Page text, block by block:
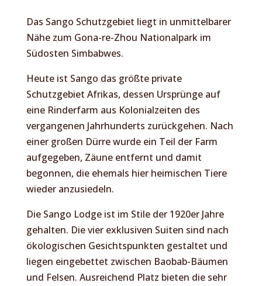
Das Sango Schutzgebiet liegt in unmittelbarer
Nähe zum Gona-re-Zhou Nationalpark im
Südosten Simbabwes.
Heute ist Sango das größte private
Schutzgebiet Afrikas, dessen Ursprünge auf
eine Rinderfarm aus Kolonialzeiten des
vergangenen Jahrhunderts zurückgehen. Nach
einer großen Dürre wurde ein Teil der Farm
aufgegeben, Zäune entfernt und damit
begonnen, die ehemals hier heimischen Tiere
wieder anzusiedeln.
Die Sango Lodge ist im Stile der 1920er Jahre
gehalten. Die vier exklusiven Suiten sind nach
ökologischen Gesichtspunkten gestaltet und
liegen eingebettet zwischen Baobab-Bäumen
und Felsen. Ausreichend Platz bieten die sehr